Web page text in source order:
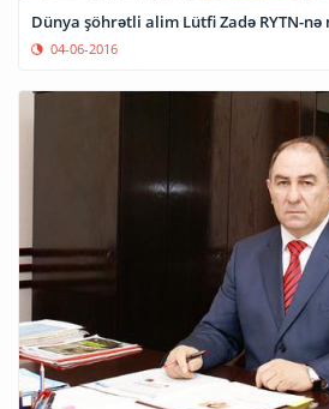
Dünya şöhrətli alim Lütfi Zadə RYTN-
04-06-2016